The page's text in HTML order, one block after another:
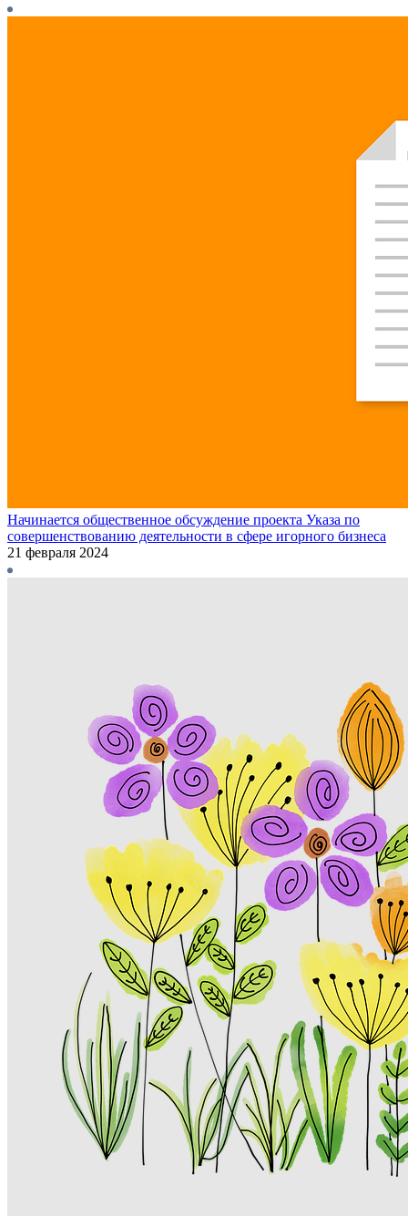
Начинается общественное обсуждение проекта Указа по
совершенствованию деятельности в сфере игорного бизнеса
21 февраля 2024